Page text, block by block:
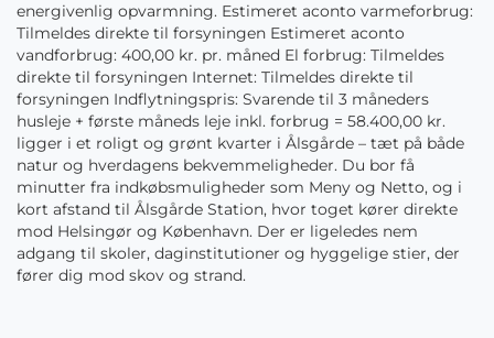
energivenlig opvarmning. Estimeret aconto varmeforbrug:
Tilmeldes direkte til forsyningen Estimeret aconto
vandforbrug: 400,00 kr. pr. måned El forbrug: Tilmeldes
direkte til forsyningen Internet: Tilmeldes direkte til
forsyningen Indflytningspris: Svarende til 3 måneders
husleje + første måneds leje inkl. forbrug = 58.400,00 kr.
ligger i et roligt og grønt kvarter i Ålsgårde – tæt på både
natur og hverdagens bekvemmeligheder. Du bor få
minutter fra indkøbsmuligheder som Meny og Netto, og i
kort afstand til Ålsgårde Station, hvor toget kører direkte
mod Helsingør og København. Der er ligeledes nem
adgang til skoler, daginstitutioner og hyggelige stier, der
fører dig mod skov og strand.